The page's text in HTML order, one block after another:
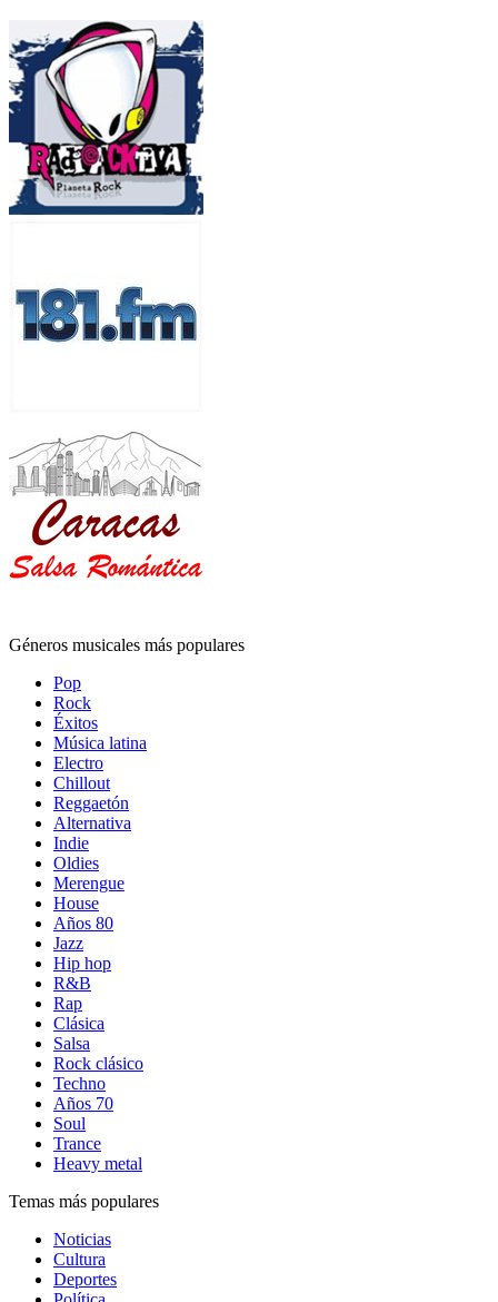
Géneros musicales más populares
Pop
Rock
Éxitos
Música latina
Electro
Chillout
Reggaetón
Alternativa
Indie
Oldies
Merengue
House
Años 80
Jazz
Hip hop
R&B
Rap
Clásica
Salsa
Rock clásico
Techno
Años 70
Soul
Trance
Heavy metal
Temas más populares
Noticias
Cultura
Deportes